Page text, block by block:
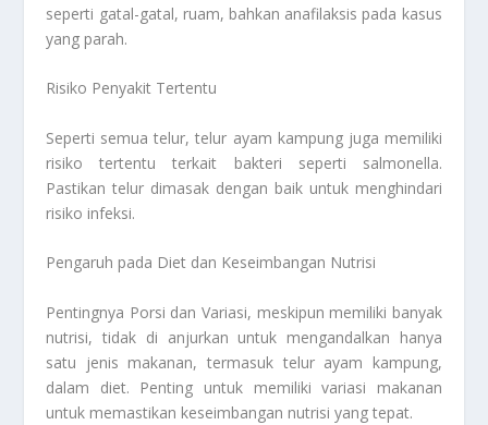
seperti gatal-gatal, ruam, bahkan anafilaksis pada kasus
yang parah.
Risiko Penyakit Tertentu
Seperti semua telur, telur ayam kampung juga memiliki
risiko tertentu terkait bakteri seperti salmonella.
Pastikan telur dimasak dengan baik untuk menghindari
risiko infeksi.
Pengaruh pada Diet dan Keseimbangan Nutrisi
Pentingnya Porsi dan Variasi, meskipun memiliki banyak
nutrisi, tidak di anjurkan untuk mengandalkan hanya
satu jenis makanan, termasuk telur ayam kampung,
dalam diet. Penting untuk memiliki variasi makanan
untuk memastikan keseimbangan nutrisi yang tepat.